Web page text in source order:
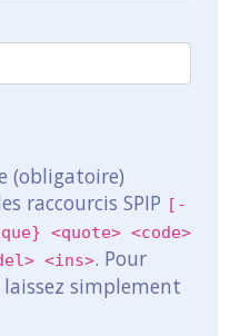
(obligatoire)
raccourcis SPIP [-
<quote> <code>
<ins>. Pour
simplement